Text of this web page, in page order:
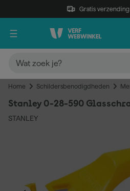
Gratis
Home Schildersbenodigdheden
Stanley 0-28-590
STANLEY